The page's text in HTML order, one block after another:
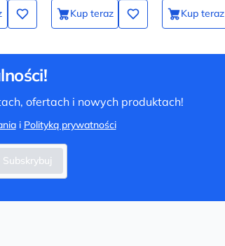
выгоранием
Kup teraz Kup teraz
ofertach i nowych produktach!
i Polityką prywatności
Subskrybuj